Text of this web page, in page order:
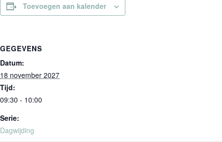
Toevoegen aan kalender
GEGEVENS
Datum:
18 november 2027
Tijd:
09:30 - 10:00
Serie:
Dagwijding